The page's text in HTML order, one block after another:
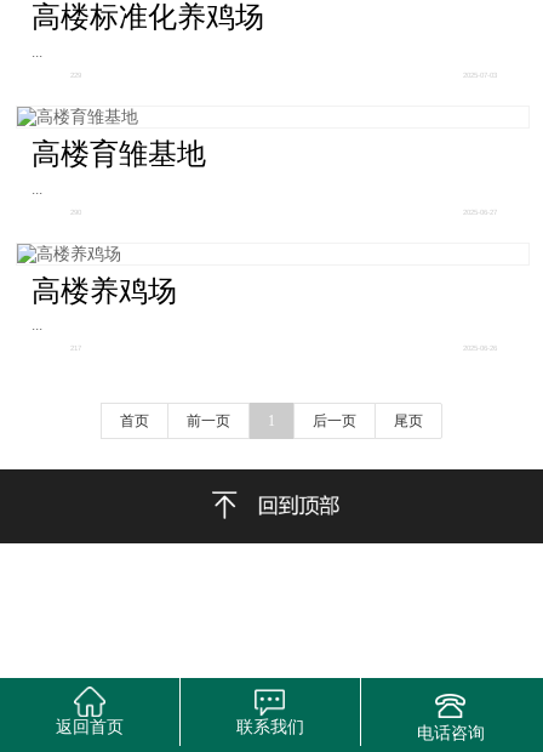
高楼标准化养鸡场
...
229 2025-07-03
高楼育雏基地
...
290 2025-06-27
高楼养鸡场
...
217 2025-06-26
首页 前一页 1 后一页 尾页
返回首页 联系我们 电话咨询